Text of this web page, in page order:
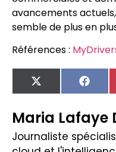
avancements
semble de plus en
Références :
X
(Twitter)
Maria Lafaye
Journaliste